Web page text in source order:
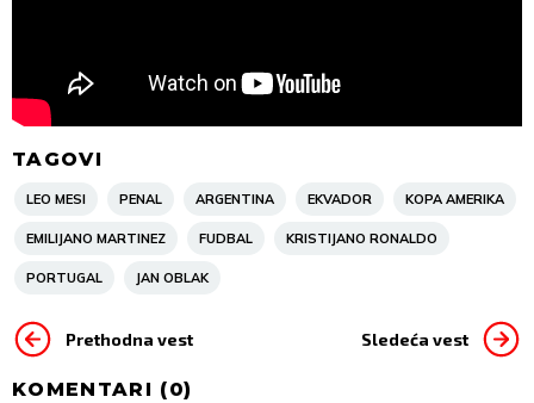
TAGOVI
LEO MESI PENAL ARGENTINA EKVADOR KOPA AMERIKA
EMILIJANO MARTINEZ FUDBAL KRISTIJANO RONALDO
PORTUGAL JAN OBLAK
Prethodna vest Sledeća vest
KOMENTARI (0)